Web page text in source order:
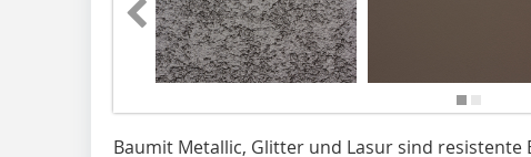
Baumit Metallic, Glitter und Lasur sind resistente